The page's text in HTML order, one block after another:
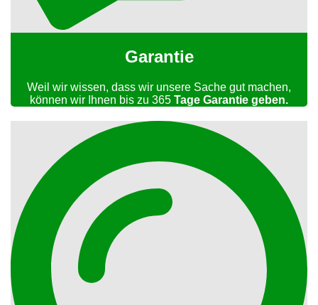
Garantie
Weil wir wissen, dass wir unsere Sache gut machen,
können wir Ihnen bis zu 365 Tage Garantie geben.